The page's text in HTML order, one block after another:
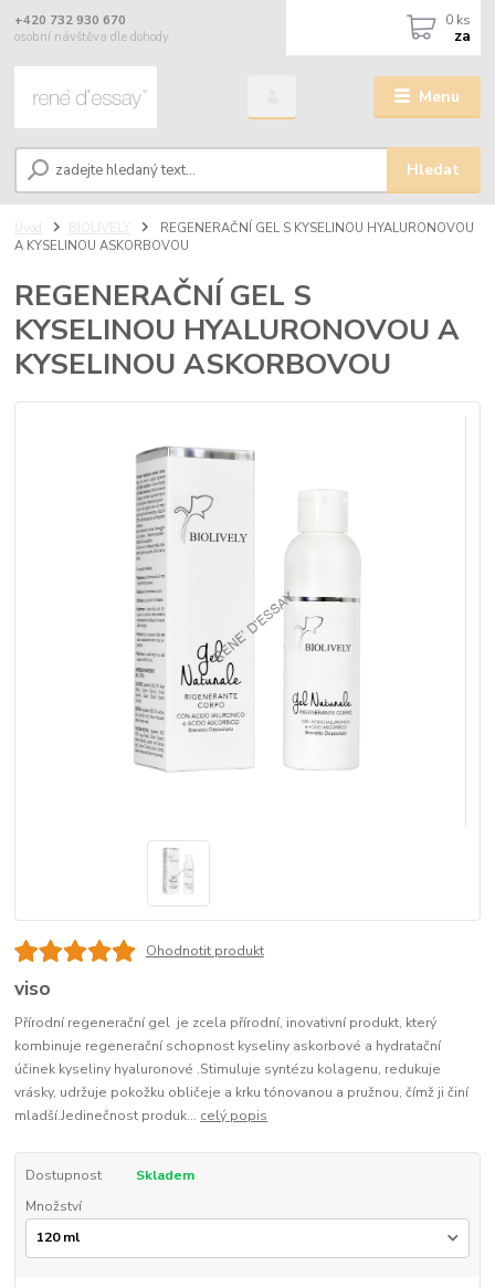
Menu
Hledat
+420 732 930 670
osobní návštěva dle dohody
0 ks
za
Úvod BIOLIVELY
REGENERAČNÍ GEL S KYSELINOU HYALURONOVOU
A KYSELINOU ASKORBOVOU
REGENERAČNÍ GEL S
KYSELINOU HYALURONOVOU A
KYSELINOU ASKORBOVOU
Ohodnotit produkt
viso
Přírodní regenerační gel je zcela přírodní, inovativní produkt, který
kombinuje regenerační schopnost kyseliny askorbové a hydratační
účinek kyseliny hyaluronové .Stimuluje syntézu kolagenu, redukuje
vrásky, udržuje pokožku obličeje a krku tónovanou a pružnou, čímž ji činí
mladší.Jedinečnost produk... celý popis
Dostupnost
Skladem
Množství